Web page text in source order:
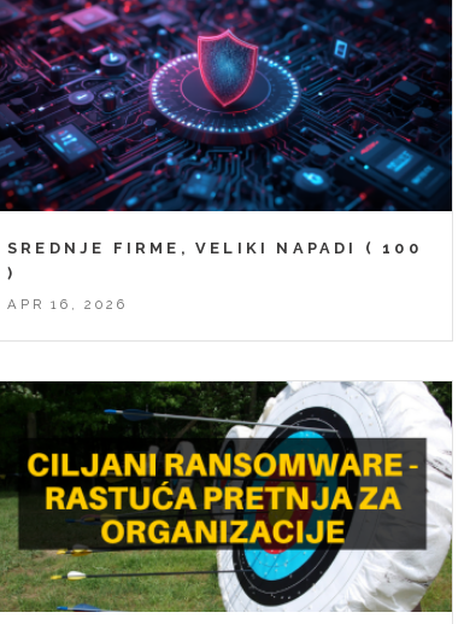
SREDNJE FIRME, VELIKI NAPADI
( 100
)
APR 16, 2026